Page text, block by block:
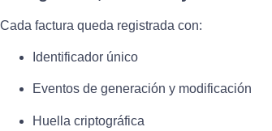
Cada factura queda registrada con:
Identificador único
Eventos de generación y modificación
Huella criptográfica